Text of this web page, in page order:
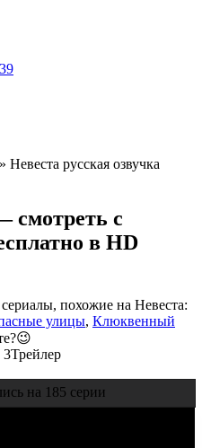
39
» Невеста русская озвучка
смотреть с
в HD
похожие на Невеста:
улицы, Клюквенный
3Трейлер
на 185 серии